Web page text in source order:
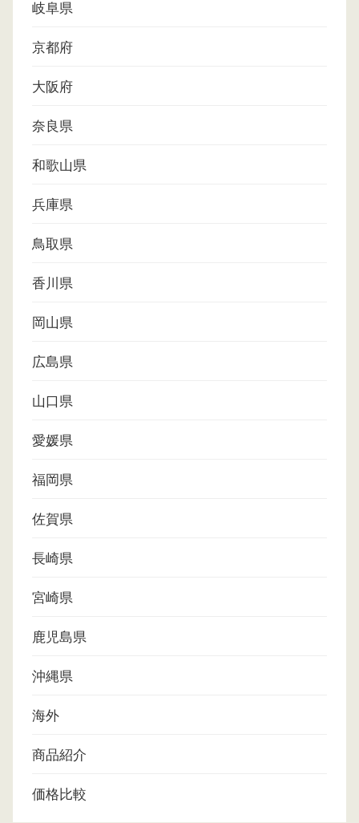
岐阜県
京都府
大阪府
奈良県
和歌山県
兵庫県
鳥取県
香川県
岡山県
広島県
山口県
愛媛県
福岡県
佐賀県
長崎県
宮崎県
鹿児島県
沖縄県
海外
商品紹介
価格比較